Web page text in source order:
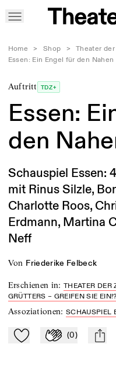
Home > Shop > Theater
Essen: Ein Engel für den Nahen
Auftritt TDZ+
Essen:
den
Schauspiel Essen:
mit Rinus Silzle,
Charlotte Roos,
Erdmann, Martina
Neff
von Friederike Felbeck
Erschienen in:THEATER DER
GRÜTTERS – GREIFEN SIE
Assoziationen:SCHAUSPIEL
Zu Mein-TdZ hinzufügen
Applaudieren
(0) mail